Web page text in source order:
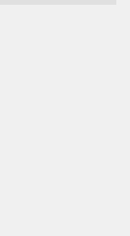
編執筆
4月号に掌編小説
共創計画」にて短編
年2月号に短編小
2023年1月2月合併